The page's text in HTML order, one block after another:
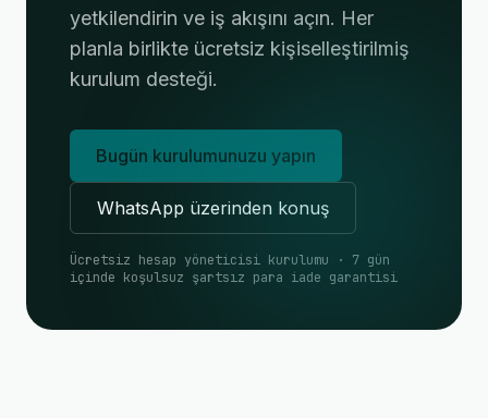
yetkilendirin ve iş akışını açın. Her
planla birlikte ücretsiz kişiselleştirilmiş
kurulum desteği.
Bugün kurulumunuzu yapın
WhatsApp üzerinden konuş
Ücretsiz hesap yöneticisi kurulumu · 7 gün
içinde koşulsuz şartsız para iade garantisi